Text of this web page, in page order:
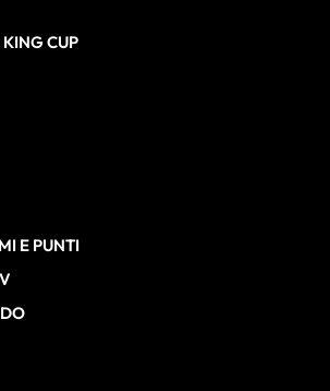
CUP
E PUNTI